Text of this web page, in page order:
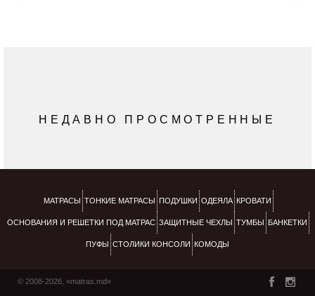
НЕДАВНО ПРОСМОТРЕННЫЕ
МАТРАСЫ ТОНКИЕ МАТРАСЫ ПОДУШКИ ОДЕЯЛА КРОВАТИ
ОСНОВАНИЯ И РЕШЕТКИ ПОД МАТРАС ЗАЩИТНЫЕ ЧЕХЛЫ ТУМБЫ БАНКЕТКИ
ПУФЫ СТОЛИКИ КОНСОЛИ КОМОДЫ
© 2008-2026, «matras.md»